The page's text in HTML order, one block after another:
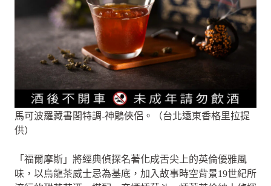
馬可波羅藏書閣特調-神鵰俠侶。（台北遠東香格里拉提
供）
「福爾摩斯」將經典偵探名著化成舌尖上的英倫優雅風
味，以烏龍茶威士忌為基底，加入故事時空背景19世紀所